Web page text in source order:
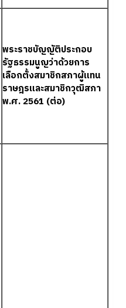
พระราชบัญญัติประกอบ
รัฐธรรมนูญว่าด้วยการ
เลือกตั้งสมาชิกสภาผู้แทน
ราษฎรและสมาชิกวุฒิสภา
พ.ศ. 2561 (ต่อ)